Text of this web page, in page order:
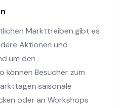
Markttreiben gibt es
Aktionen und
um den
können Besucher zum
saisonale
oder an Workshops